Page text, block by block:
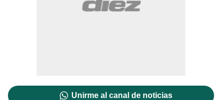
Unirme al canal de noticias